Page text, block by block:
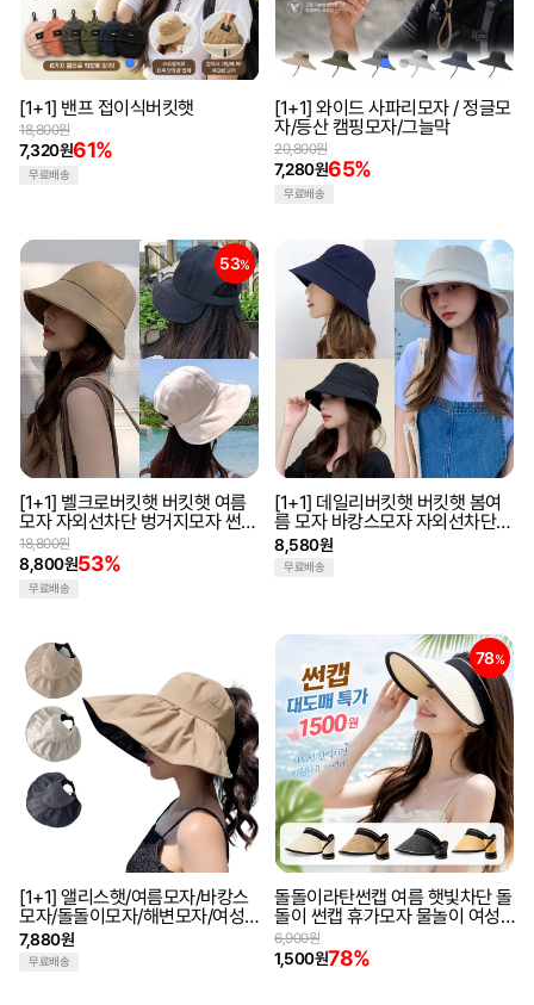
[1+1] 밴프 접이식버킷햇
7,320원61%
18,800원
무료배송
[1+1] 와이드 사파리모자 / 정글모
자/등산 캠핑모자/그늘막
7,280원65%
20,800원
무료배송
53%
[1+1] 벨크로버킷햇 버킷햇 여름
모자 자외선차단 벙거지모자 썬캡
벨크로모자
8,800원53%
18,800원
무료배송
[1+1] 데일리버킷햇 버킷햇 봄여
름 모자 바캉스모자 자외선차단
벙거지모자 데일리모자
8,580원
무료배송
[1+1] 앨리스햇/여름모자/바캉스
모자/돌돌이모자/해변모자/여성
모자/썬캡/넓은챙모자/햇
7,880원
무료배송
78%
돌돌이라탄썬캡 여름 햇빛차단 돌
돌이 썬캡 휴가모자 물놀이 여성
모자 와이드버킷햇
1,500원78%
6,900원